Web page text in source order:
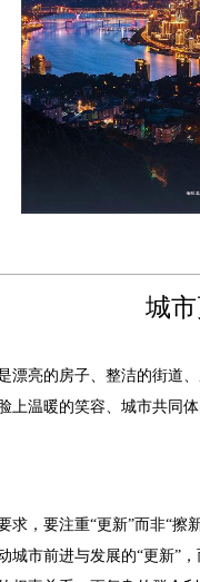
城
漂亮的房子、整洁的街道
上温暖的笑容、城市共同
求，要注重“更新”而非“
城市前进与发展的“更新”